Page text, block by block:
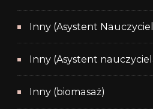
Inny (Asystent
Inny (Asystent
Inny (biomasaż)